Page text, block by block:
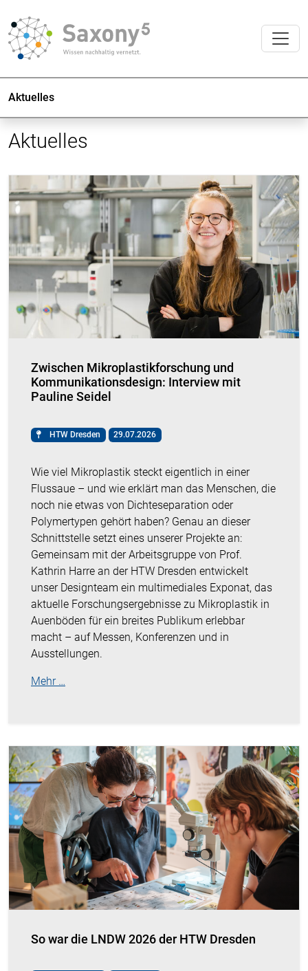
Aktuelles
Aktuelles
Zwischen Mikroplastikforschung und
Kommunikationsdesign: Interview mit
Pauline Seidel
HTW Dresden 29.07.2026
Wie viel Mikroplastik steckt eigentlich in einer
Flussaue – und wie erklärt man das Menschen, die
noch nie etwas von Dichteseparation oder
Polymertypen gehört haben? Genau an dieser
Schnittstelle setzt eines unserer Projekte an:
Gemeinsam mit der Arbeitsgruppe von Prof.
Kathrin Harre an der HTW Dresden entwickelt
unser Designteam ein multimediales Exponat, das
aktuelle Forschungsergebnisse zu Mikroplastik in
Auenböden für ein breites Publikum erlebbar
macht – auf Messen, Konferenzen und in
Ausstellungen.
Mehr …
So war die LNDW 2026 der HTW Dresden